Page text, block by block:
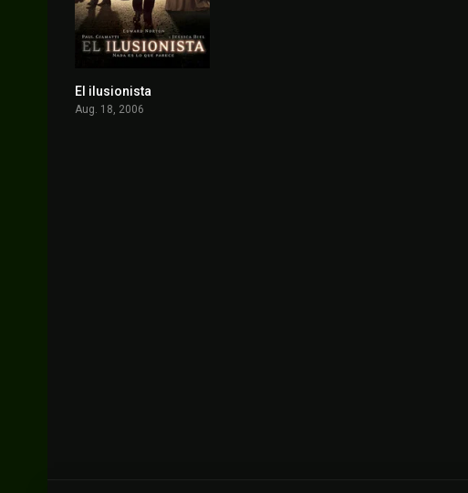
El ilusionista
Aug. 18, 2006